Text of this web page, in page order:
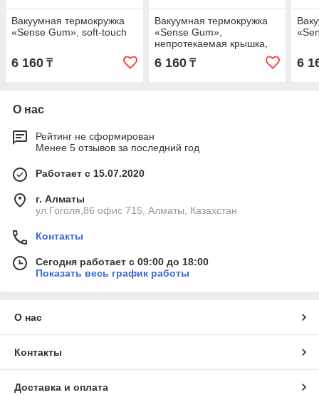
Вакуумная термокружка
«Sense Gum», soft-touch
6 160 ₸
Вакуумная термокружка
«Sense Gum»,
непротекаемая крышка,
soft-touch
6 160₸ 6
О нас
Рейтинг не сформирован
Менее 5 отзывов за последний год
Работает с 15.07.2020
г. Алматы
ул.Гоголя,86 офис 715, Алматы, Казахстан
Контакты
Сегодня работает с 09:00 до 18:00
Показать весь график работы
О нас
Контакты
Доставка и оплата